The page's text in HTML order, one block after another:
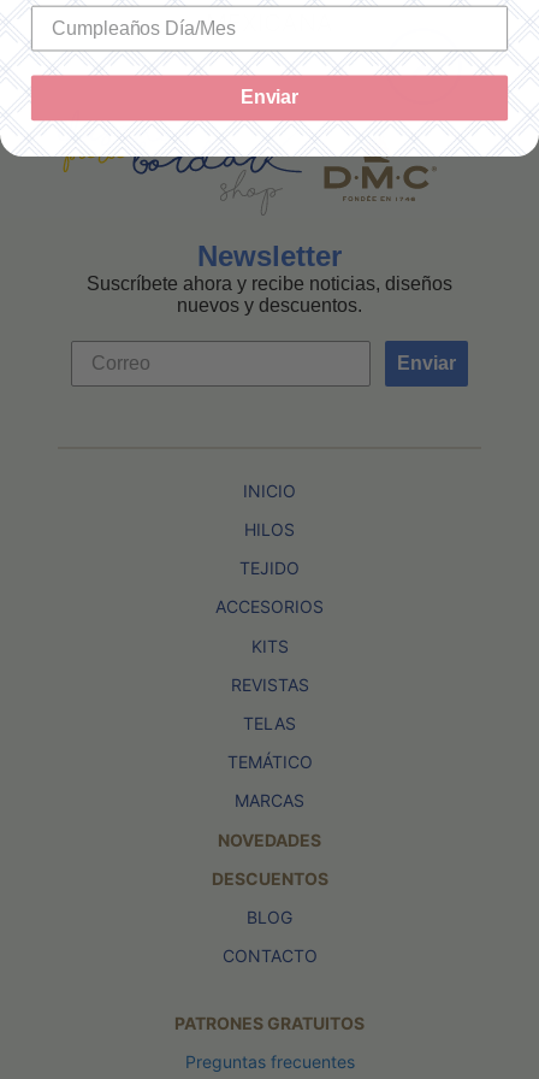
MEXICANA
Newsletter
Suscríbete ahora y recibe noticias, diseños
nuevos y descuentos.
Enviar
INICIO
HILOS
TEJIDO
ACCESORIOS
KITS
REVISTAS
TELAS
TEMÁTICO
MARCAS
NOVEDADES
DESCUENTOS
BLOG
CONTACTO
PATRONES GRATUITOS
Preguntas frecuentes
Enviar